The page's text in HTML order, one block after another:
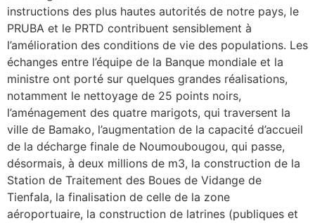
instructions des plus hautes autorités de notre pays, le
PRUBA et le PRTD contribuent sensiblement à
l’amélioration des conditions de vie des populations. Les
échanges entre l’équipe de la Banque mondiale et la
ministre ont porté sur quelques grandes réalisations,
notamment le nettoyage de 25 points noirs,
l’aménagement des quatre marigots, qui traversent la
ville de Bamako, l’augmentation de la capacité d’accueil
de la décharge finale de Noumoubougou, qui passe,
désormais, à deux millions de m3, la construction de la
Station de Traitement des Boues de Vidange de
Tienfala, la finalisation de celle de la zone
aéroportuaire, la construction de latrines (publiques et